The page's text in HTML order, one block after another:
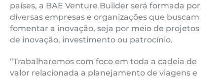
países, a BAE Venture Builder será formada por
diversas empresas e organizações que buscam
fomentar a inovação, seja por meio de projetos
de inovação, investimento ou patrocínio.
“Trabalharemos com foco em toda a cadeia de
valor relacionada a planejamento de viagens e